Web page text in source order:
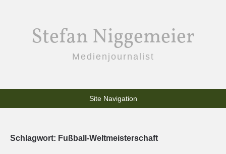
Stefan Niggemeier
Medienjournalist
Site Navigation
Schlagwort: Fußball-Weltmeisterschaft